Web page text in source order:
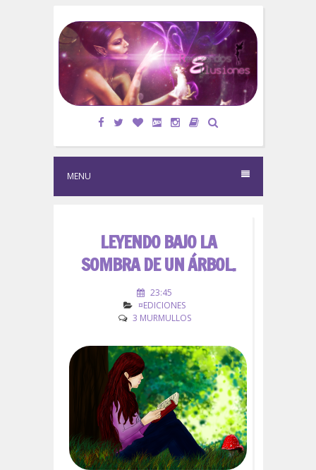
o
t
MENU
LEYENDO BAJO LA
SOMBRA DE UN ÁRBOL.
23:45
¤EDICIONES
3 MURMULLOS